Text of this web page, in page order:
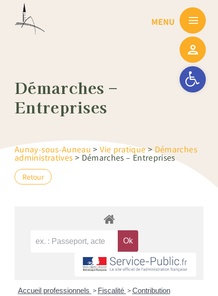
Ouvrir la
Démarches –
Entreprises
Aunay-sous-Auneau >Vie pratique>Démarches
administratives > Démarches – Entreprises
Retour
Accueil professionnels > Fiscalité > Contribution